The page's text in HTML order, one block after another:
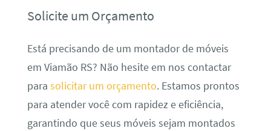
Solicite um Orçamento
Está precisando de um montador de móveis
em Viamão RS? Não hesite em nos contactar
para solicitar um orçamento. Estamos prontos
para atender você com rapidez e eficiência,
garantindo que seus móveis sejam montados